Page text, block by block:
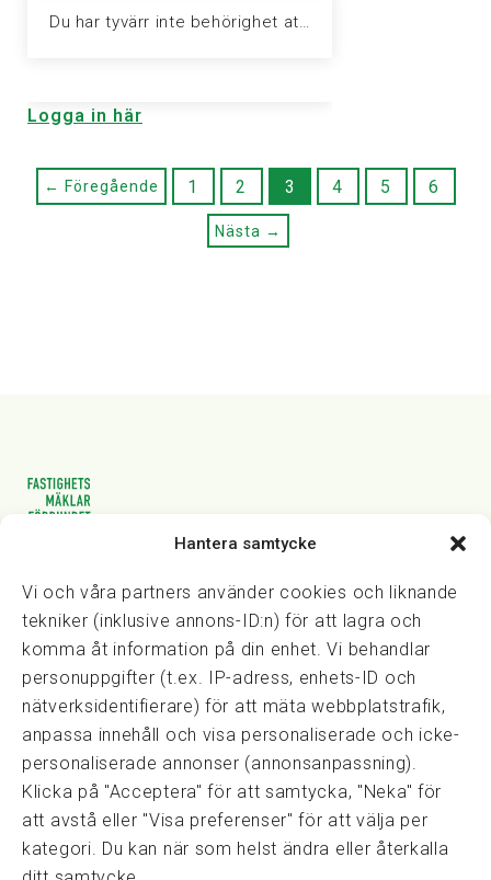
Hantera samtycke
Vi och våra partners använder cookies och liknande
tekniker (inklusive annons-ID:n) för att lagra och
komma åt information på din enhet. Vi behandlar
personuppgifter (t.ex. IP-adress, enhets-ID och
nätverksidentifierare) för att mäta webbplatstrafik,
anpassa innehåll och visa personaliserade och icke-
personaliserade annonser (annonsanpassning).
Klicka på "Acceptera" för att samtycka, "Neka" för
att avstå eller "Visa preferenser" för att välja per
kategori. Du kan när som helst ändra eller återkalla
Du har tyvärr inte behörighet att visa denna sida. Vänligen logga in för att ta del av informationen.
Logga in här
← Föregående 1 2 3 4 5 6
Nästa →
Vasagatan 28, 111 20 Stockholm
kansli@fmf.se
Snabblänkar
Prisexempel
Medarbetare
Policies & integritet
Information om Cookie-hantering och Google Analytics
Integritetspolicy
Dataskyddsförordningen